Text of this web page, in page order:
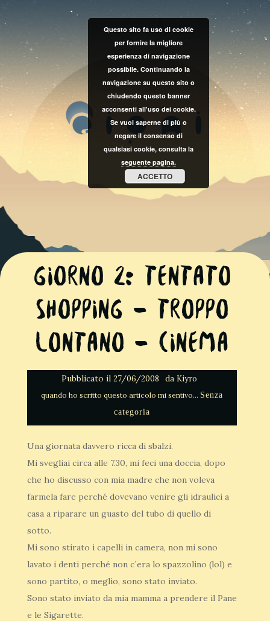
Giorno 2: Tentato
Shopping – Troppo
Lontano – Cinema
Pubblicato il 27/06/2008 da Kiyro
Senza
categoria
Una giornata davvero ricca di sbalzi.
Mi svegliai circa alle 7.30, mi feci una doccia, dopo
che ho discusso con mia madre che non voleva
farmela fare perché dovevano venire gli idraulici a
casa a riparare un guasto del tubo di quello di
sotto.
Mi sono stirato i capelli in camera, non mi sono
lavato i denti perché non c´era lo spazzolino (lol) e
sono partito, o meglio, sono stato inviato.
Sono stato inviato da mia mamma a prendere il Pane
e le Sigarette.
Questo sito fa uso di cookie
per fornire la migliore
esperienza di navigazione
possibile. Continuando la
navigazione su questo sito o
chiudendo questo banner
acconsenti all'uso dei cookie.
Se vuoi saperne di più o
negare il consenso di
qualsiasi cookie, consulta la
seguente pagina.
ACCETTO